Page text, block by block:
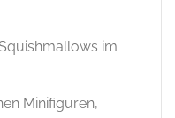
im
Minifiguren,